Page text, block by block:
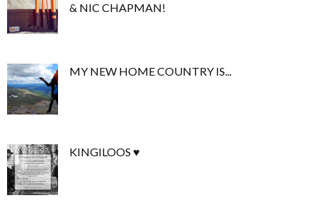
& NIC CHAPMAN!
MY NEW HOME COUNTRY IS...
KINGILOOS ♥